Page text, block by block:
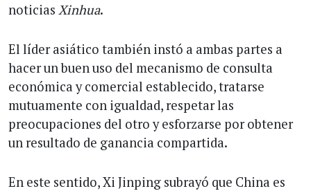
noticias Xinhua.
El líder asiático también instó a ambas partes a
hacer un buen uso del mecanismo de consulta
económica y comercial establecido, tratarse
mutuamente con igualdad, respetar las
preocupaciones del otro y esforzarse por obtener
un resultado de ganancia compartida.
En este sentido, Xi Jinping subrayó que China es